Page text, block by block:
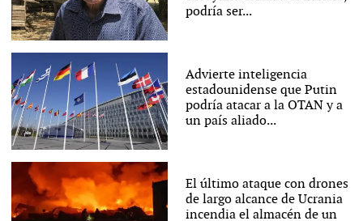
podría ser...
Advierte inteligencia
estadounidense que Putin
podría atacar a la OTAN y a
un país aliado...
El último ataque con drones
de largo alcance de Ucrania
incendia el almacén de un